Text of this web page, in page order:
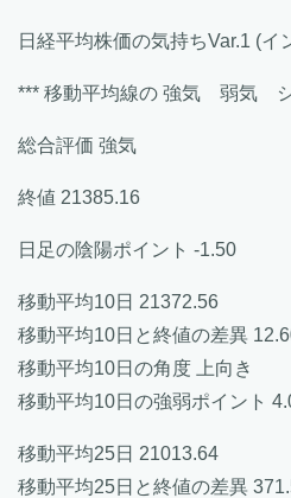
日経平均株価の気持ちVar.1 (イ
*** 移動平均線の 強気 弱気
総合評価 強気
終値 21385.16
日足の陰陽ポイント -1.50
移動平均10日 21372.56
移動平均10日と終値の差異
移動平均10日の角度 上向き
移動平均10日の強弱ポイント
移動平均25日 21013.64
移動平均25日と終値の差異